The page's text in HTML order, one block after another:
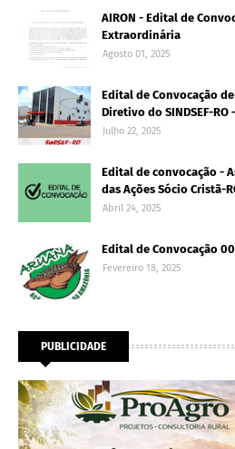
AIRON - Edital de
Extraordinária
Agosto 01, 2025
Edital de Convocação
Diretivo do SINDSEF-
Julho 22, 2025
Edital de convocação -
das Ações Sócio Cristã-
Abril 24, 2025
Edital de Convocação
Fevereiro 18, 2025
PUBLICIDADE